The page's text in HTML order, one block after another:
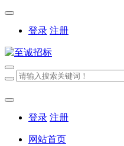
登录 注册
登录 注册
网站首页